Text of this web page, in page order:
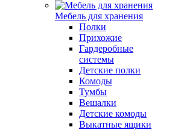
Мебель для хранения
Полки
Прихожие
Гардеробные
системы
Детские полки
Комоды
Тумбы
Вешалки
Детские комоды
Выкатные ящики